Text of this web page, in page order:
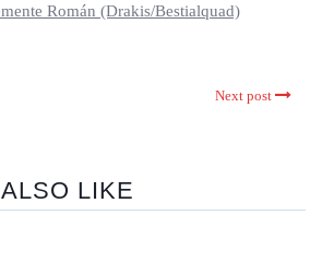
Román (Drakis/Bestialquad)
Next post
LIKE